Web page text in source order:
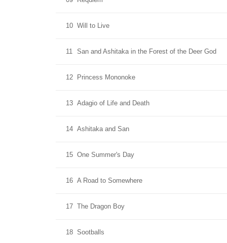
10 Will to Live
11 San and Ashitaka in the Forest of the Deer God
12 Princess Mononoke
13 Adagio of Life and Death
14 Ashitaka and San
15 One Summer's Day
16 A Road to Somewhere
17 The Dragon Boy
18 Sootballs